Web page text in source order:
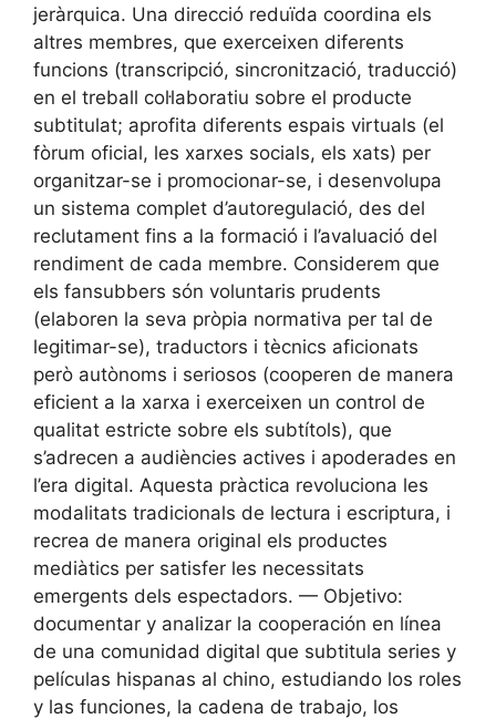
jeràrquica. Una direcció reduïda coordina els
altres membres, que exerceixen diferents
funcions (transcripció, sincronització, traducció)
en el treball col·laboratiu sobre el producte
subtitulat; aprofita diferents espais virtuals (el
fòrum oficial, les xarxes socials, els xats) per
organitzar-se i promocionar-se, i desenvolupa
un sistema complet d’autoregulació, des del
reclutament fins a la formació i l’avaluació del
rendiment de cada membre. Considerem que
els fansubbers són voluntaris prudents
(elaboren la seva pròpia normativa per tal de
legitimar-se), traductors i tècnics aficionats
però autònoms i seriosos (cooperen de manera
eficient a la xarxa i exerceixen un control de
qualitat estricte sobre els subtítols), que
s’adrecen a audiències actives i apoderades en
l’era digital. Aquesta pràctica revoluciona les
modalitats tradicionals de lectura i escriptura, i
recrea de manera original els productes
mediàtics per satisfer les necessitats
emergents dels espectadors. — Objetivo:
documentar y analizar la cooperación en línea
de una comunidad digital que subtitula series y
películas hispanas al chino, estudiando los roles
y las funciones, la cadena de trabajo, los